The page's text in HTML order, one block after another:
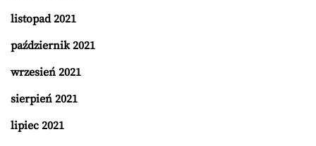
listopad 2021
październik 2021
wrzesień 2021
sierpień 2021
lipiec 2021